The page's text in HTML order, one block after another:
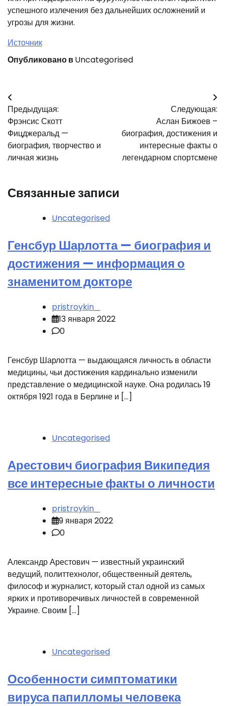
успешного излечения без дальнейших осложнений и
угрозы для жизни.
Источник
Опубликовано вUncategorised
Навигация
по
записям
Предыдущая:
Фрэнсис Скотт
Фицджеральд —
биография, творчество и
личная жизнь
Следующая:
Аслан Бижоев –
биография, достижения и
интересные факты о
легендарном спортсмене
Связанные записи
Uncategorised
Генсбур Шарлотта — биография и
достижения — информация о
знаменитом докторе
pristroykin_
13 января 2022
0
Генсбур Шарлотта — выдающаяся личность в области
медицины, чьи достижения кардинально изменили
представление о медицинской науке. Она родилась 19
октября 1921 года в Берлине и […]
Uncategorised
Арестович биография Википедия
все интересные факты о личности
pristroykin_
9 января 2022
0
Александр Арестович — известный украинский
ведущий, политтехнолог, общественный деятель,
философ и журналист, который стал одной из самых
ярких и противоречивых личностей в современной
Украине. Своим […]
Uncategorised
Особенности симптоматики
вируса папилломы человека